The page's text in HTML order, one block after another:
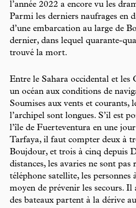
l’année 2022 a encore vu les
Parmi les derniers naufrages en
d’une embarcation au large de
dernier, dans lequel quarante-
trouvé la mort.
Entre le Sahara occidental et les
un océan aux conditions de
Soumises aux vents et courants,
l’archipel sont longues. S’il est
l’île de Fuerteventura en une
Tarfaya, il faut compter deux à
Boujdour, et trois à cinq depuis
distances, les avaries ne sont pas
téléphone satellite, les personnes
moyen de prévenir les secours. Il
des bateaux partent à la dérive